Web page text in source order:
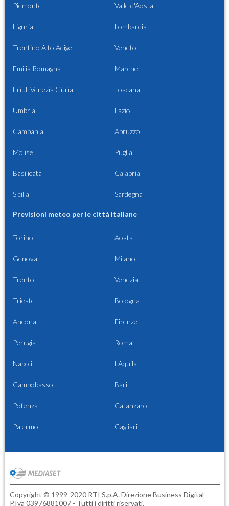
Piemonte Valle d'Aosta
Liguria Lombardia
Trentino Alto Adige Veneto
Emilia Romagna Marche
Friuli Venezia Giulia Toscana
Umbria Lazio
Campania Abruzzo
Molise Puglia
Basilicata Calabria
Sicilia Sardegna
Previsioni meteo per le città italiane
Torino Aosta
Genova Milano
Trento Venezia
Trieste Bologna
Ancona Firenze
Perugia Roma
Napoli L'Aquila
Campobasso Bari
Potenza Catanzaro
Palermo Cagliari
Copyright © 1999-2020 RTI S.p.A. Direzione Business Digital -
P.Iva 03976881007 - Tutti i diritti riservati.